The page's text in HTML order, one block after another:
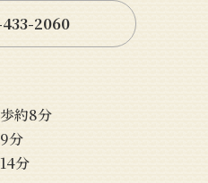
2060
約8分
分
分